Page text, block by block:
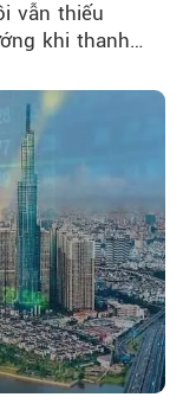
vẫn thiếu
khi thanh